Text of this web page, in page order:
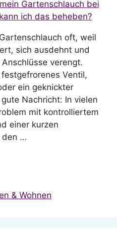
oft, weil
sich ausdehnt und
verengt.
Ventil,
ein geknickter
Nachricht: In vielen
mit kontrolliertem
einer kurzen
den …
& Wohnen